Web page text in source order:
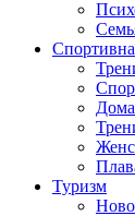
Туризм